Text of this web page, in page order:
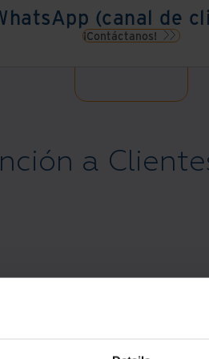
(canal de
¡Contáctanos!
a